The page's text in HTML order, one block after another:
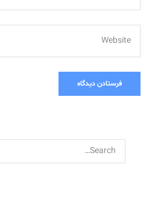
Website
e